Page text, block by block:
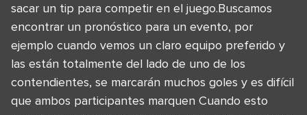
sacar un tip para competir en el juego.Buscamos
encontrar un pronóstico para un evento, por
ejemplo cuando vemos un claro equipo preferido y
las están totalmente del lado de uno de los
contendientes, se marcarán muchos goles y es difícil
que ambos participantes marquen Cuando esto